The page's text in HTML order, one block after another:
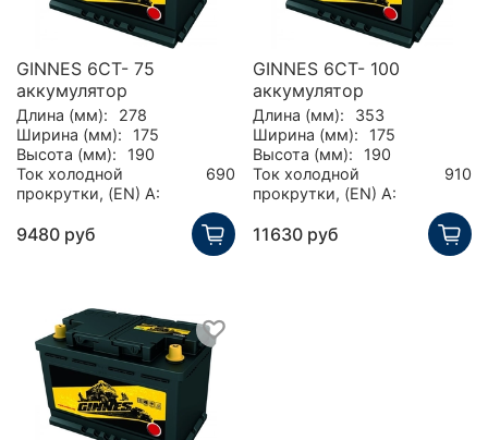
GINNES 6CT- 75
аккумулятор
Длина (мм):
278
Ширина (мм):
175
Высота (мм):
190
Ток холодной
прокрутки, (EN) А:
690
9480 руб
GINNES 6CT- 100
аккумулятор
Длина (мм):
353
Ширина (мм):
175
Высота (мм):
190
Ток холодной
прокрутки, (EN) А:
910
11630 руб